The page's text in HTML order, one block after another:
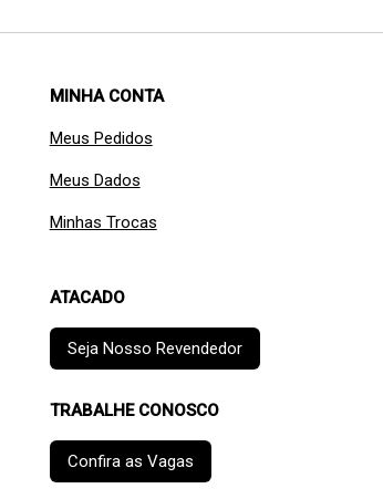
MINHA CONTA
Meus Pedidos
Meus Dados
Minhas Trocas
ATACADO
Seja Nosso Revendedor
TRABALHE CONOSCO
Confira as Vagas